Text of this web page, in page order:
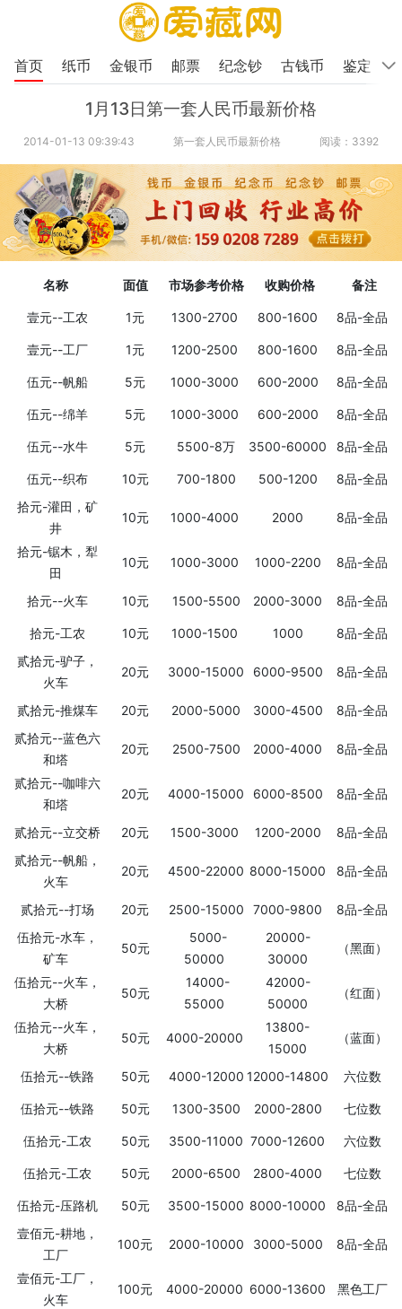
首页 纸币 金银币 邮票 纪念钞 古钱币 鉴定
1月13日第一套人民币最新价格
2014-01-13 09:39:43 第一套人民币最新价格 阅读：3392
名称 面值 市场参考价格 收购价格 备注
壹元--工农 1元 1300-2700 800-1600 8品-全品
壹元--工厂 1元 1200-2500 800-1600 8品-全品
伍元--帆船 5元 1000-3000 600-2000 8品-全品
伍元--绵羊 5元 1000-3000 600-2000 8品-全品
伍元--水牛 5元 5500-8万 3500-60000 8品-全品
伍元--织布 10元 700-1800 500-1200
8品-全品
拾元-灌田，矿
井
10元 1000-4000 2000 8品-全品
拾元-锯木，犁
田
10元 1000-3000 1000-2200 8品-全品
拾元--火车 10元 1500-5500 2000-3000 8品-全品
拾元-工农 10元 1000-1500 1000
8品-全品
贰拾元-驴子，
火车
20元 3000-15000 6000-9500 8品-全品
贰拾元-推煤车 20元 2000-5000 3000-4500
8品-全品
贰拾元--蓝色六
和塔
20元 2500-7500 2000-4000 8品-全品
贰拾元--咖啡六
和塔
20元 4000-15000 6000-8500 8品-全品
贰拾元--立交桥 20元 1500-3000 1200-2000
8品-全品
贰拾元--帆船，
火车
20元 4500-22000 8000-15000 8品-全品
贰拾元--打场 20元 2500-15000 7000-9800
8品-全品
伍拾元-水车，
矿车
50元
5000-
50000
20000-
30000
（黑面）
伍拾元--火车，
大桥
50元
14000-
55000
42000-
50000
（红面）
伍拾元--火车，
大桥
50元 4000-20000
13800-
15000
（蓝面）
伍拾元--铁路 50元 4000-12000 12000-14800 六位数
伍拾元--铁路 50元 1300-3500 2000-2800 七位数
伍拾元-工农 50元 3500-11000 7000-12600 六位数
伍拾元-工农 50元 2000-6500 2800-4000 七位数
伍拾元-压路机 50元 3500-15000 8000-10000
8品-全品
壹佰元-耕地，
工厂
100元 2000-10000 3000-5000 8品-全品
壹佰元-工厂，
火车
100元 4000-20000 6000-13600 黑色工厂